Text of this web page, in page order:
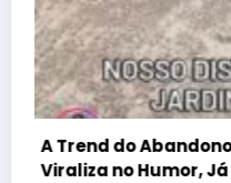
de Bom Jardim